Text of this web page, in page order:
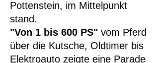
Pottenstein, im Mittelpunkt
stand.
"Von 1 bis 600 PS" vom Pferd
über die Kutsche, Oldtimer bis
Elektroauto zeigte eine Parade